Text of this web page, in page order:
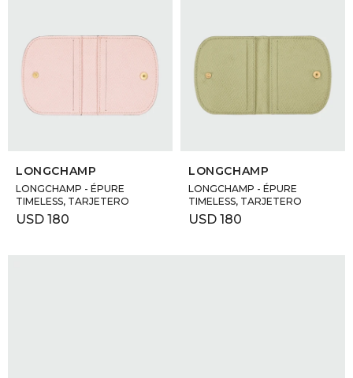
LONGCHAMP
LONGCHAMP - ÉPURE
TIMELESS, TARJETERO
USD 180
LONGCHAMP
LONGCHAMP - ÉPURE
TIMELESS, TARJETERO
USD 180